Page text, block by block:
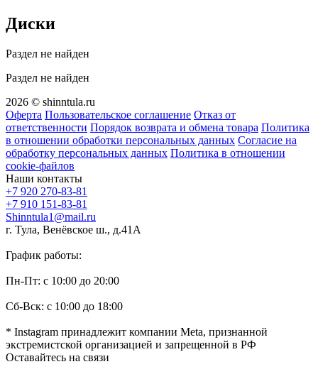
Диски
Раздел не найден
Раздел не найден
2026 © shinntula.ru
Оферта Пользовательское соглашение Отказ от
ответственности Порядок возврата и обмена товара Политика
в отношении обработки персональных данных Согласие на
обработку персональных данных Политика в отношении
cookie-файлов
Наши контакты
+7 920 270-83-81
+7 910 151-83-81
Shinntula1@mail.ru
г. Тула, Венёвское ш., д.41А
График работы:
Пн-Пт: с 10:00 до 20:00
Сб-Вск: с 10:00 до 18:00
* Instagram принадлежит компании Meta, признанной
экстремистской организацией и запрещенной в РФ
Оставайтесь на связи